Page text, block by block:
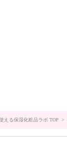
える保湿化粧品ラボ TOP >